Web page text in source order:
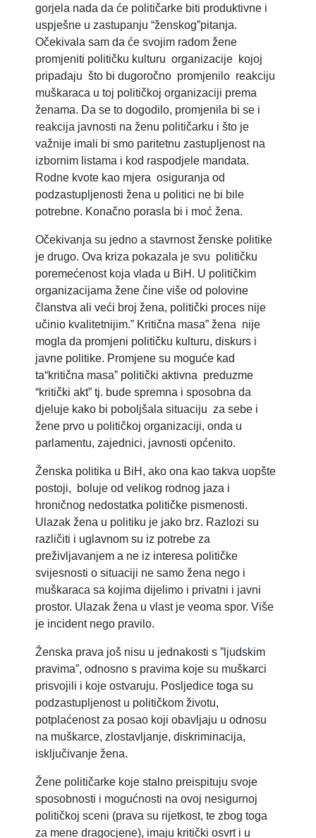
gorjela nada da će političarke biti produktivne i
uspješne u zastupanju “ženskog”pitanja.
Očekivala sam da će svojim radom žene
promjeniti političku kulturu organizacije kojoj
pripadaju što bi dugoročno promjenilo reakciju
muškaraca u toj političkoj organizaciji prema
ženama. Da se to dogodilo, promjenila bi se i
reakcija javnosti na ženu političarku i što je
važnije imali bi smo paritetnu zastupljenost na
izbornim listama i kod raspodjele mandata.
Rodne kvote kao mjera osiguranja od
podzastupljenosti žena u politici ne bi bile
potrebne. Konačno porasla bi i moć žena.
Očekivanja su jedno a stavrnost ženske politike
je drugo. Ova kriza pokazala je svu političku
poremećenost koja vlada u BiH. U političkim
organizacijama žene čine više od polovine
članstva ali veći broj žena, politički proces nije
učinio kvalitetnijim.” Kritična masa” žena nije
mogla da promjeni političku kulturu, diskurs i
javne politike. Promjene su moguće kad
ta“kritična masa” politički aktivna preduzme
“kritički akt” tj. bude spremna i sposobna da
djeluje kako bi poboljšala situaciju za sebe i
žene prvo u političkoj organizaciji, onda u
parlamentu, zajednici, javnosti općenito.
Ženska politika u BiH, ako ona kao takva uopšte
postoji, boluje od velikog rodnog jaza i
hroničnog nedostatka političke pismenosti.
Ulazak žena u politiku je jako brz. Razlozi su
različiti i uglavnom su iz potrebe za
preživljavanjem a ne iz interesa političke
svijesnosti o situaciji ne samo žena nego i
muškaraca sa kojima dijelimo i privatni i javni
prostor. Ulazak žena u vlast je veoma spor. Više
je incident nego pravilo.
Ženska prava još nisu u jednakosti s ”ljudskim
pravima”, odnosno s pravima koje su muškarci
prisvojili i koje ostvaruju. Posljedice toga su
podzastupljenost u političkom životu,
potplaćenost za posao koji obavljaju u odnosu
na muškarce, zlostavljanje, diskriminacija,
isključivanje žena.
Žene političarke koje stalno preispituju svoje
sposobnosti i mogućnosti na ovoj nesigurnoj
političkoj sceni (prava su rijetkost, te zbog toga
za mene dragocjene), imaju kritički osvrt i u